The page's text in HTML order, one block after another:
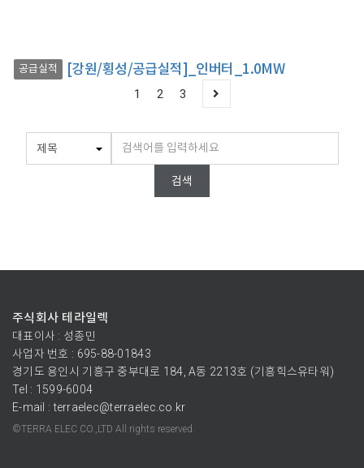
공급실적 [강원/횡성/공급실적]_인버터_1.0MW
1 2 3
검색
주식회사 테라일렉
대표이사 : 성종민
사업자 번호 : 695-88-01843
경기도 용인시 기흥구 중부대로 184, A동 2213호 (기흥힉스유타워)
Tel : 1599-6004
E-mail : terraelec@terraelec.co.kr
©TERRA ELEC CO.,LTD All rights reserved.